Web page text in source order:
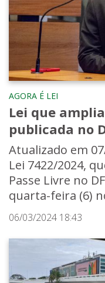
AGORA É LEI
Lei que
publicada no
Atualizado em
Lei 7422/2024,
Passe Livre no
quarta-feira (6)
06/03/2024 18:43